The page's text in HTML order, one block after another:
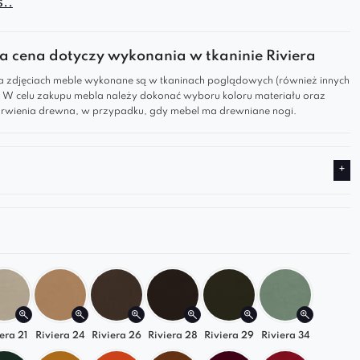
z estetyką. Idealnie wpisuje się w styl
– minimalistyczny design z
drewnianymi nogami, który doskonale
która zapewnia wygodę i optymalne
pleców.
wentylację, a także ułatwia przenoszenie
z naszą ofertą i wybierz krzesło Boston, które
Twoje wnętrze!
cena dotyczy wykonania w tkaninie Riviera
zdjęciach meble wykonane są w tkaninach poglądowych (również innych
W celu zakupu mebla należy dokonać wyboru koloru materiału oraz
drewna, w przypadku, gdy mebel ma drewniane nogi.
21 Riviera 24 Riviera 26 Riviera 28 Riviera 29 Riviera 34